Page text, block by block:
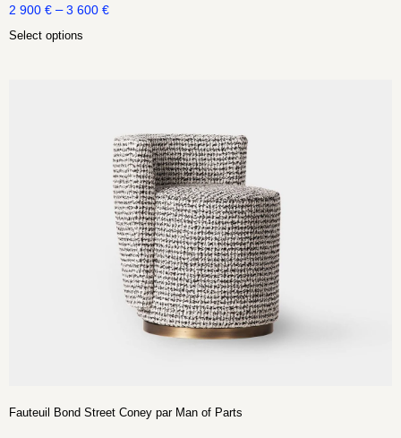
2 900 € – 3 600 €
Select options
Fauteuil Bond Street Coney par Man of Parts